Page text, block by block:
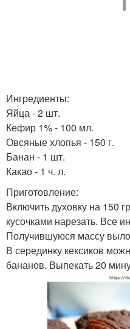
Ингредиенты:
Яйца - 2 шт.
Кефир 1% - 100 мл.
Овсяные хлопья - 150 г.
Банан - 1 шт.
Какао - 1 ч. л.
Приготовление:
Включить духовку на 150
кусочками нарезать. Все
Получившуюся массу
В серединку кексиков
бананов. Выпекать 20